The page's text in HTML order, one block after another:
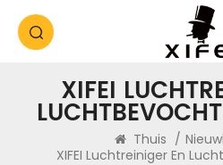
XIFEI
Thuis /
XIFEI Luchtreiniger En